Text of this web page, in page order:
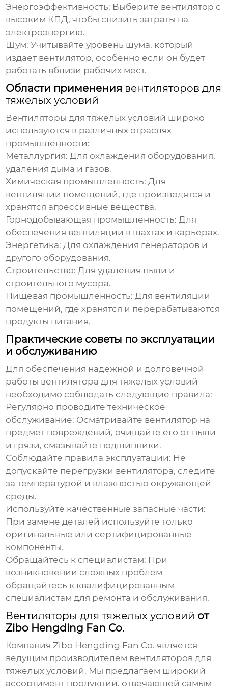
Энергоэффективность: Выберите вентилятор с
высоким КПД, чтобы снизить затраты на
электроэнергию.
Шум: Учитывайте уровень шума, который
издает вентилятор, особенно если он будет
работать вблизи рабочих мест.
Области применения вентиляторов для
тяжелых условий
Вентиляторы для тяжелых условий широко
используются в различных отраслях
промышленности:
Металлургия: Для охлаждения оборудования,
удаления дыма и газов.
Химическая промышленность: Для
вентиляции помещений, где производятся и
хранятся агрессивные вещества.
Горнодобывающая промышленность: Для
обеспечения вентиляции в шахтах и карьерах.
Энергетика: Для охлаждения генераторов и
другого оборудования.
Строительство: Для удаления пыли и
строительного мусора.
Пищевая промышленность: Для вентиляции
помещений, где хранятся и перерабатываются
продукты питания.
Практические советы по эксплуатации
и обслуживанию
Для обеспечения надежной и долговечной
работы вентилятора для тяжелых условий
необходимо соблюдать следующие правила:
Регулярно проводите техническое
обслуживание: Осматривайте вентилятор на
предмет повреждений, очищайте его от пыли
и грязи, смазывайте подшипники.
Соблюдайте правила эксплуатации: Не
допускайте перегрузки вентилятора, следите
за температурой и влажностью окружающей
среды.
Используйте качественные запасные части:
При замене деталей используйте только
оригинальные или сертифицированные
компоненты.
Обращайтесь к специалистам: При
возникновении сложных проблем
обращайтесь к квалифицированным
специалистам для ремонта и обслуживания.
Вентиляторы для тяжелых условий от
Zibo Hengding Fan Co.
КомпанияZibo Hengding Fan Co. является
ведущим производителем вентиляторов для
тяжелых условий. Мы предлагаем широкий
ассортимент продукции, отвечающей самым